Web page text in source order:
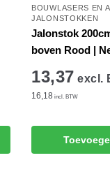
BOUWLASERS EN
JALONSTOKKEN
Jalonstok
boven Rood |
13,37 excl.
16,18 incl. BTW